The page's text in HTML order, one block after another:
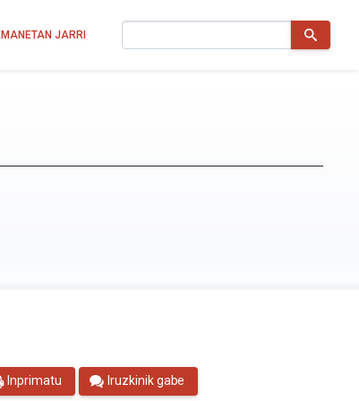
JARRI
Inprimatu Iruzkinik gabe